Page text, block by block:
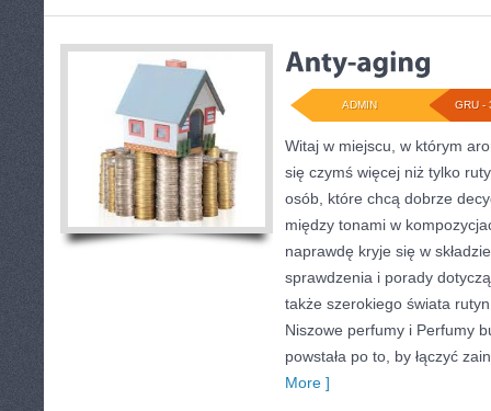
GRU -
ADMIN
Witaj w miejscu, w którym
się czymś więcej niż tylko
osób, które chcą dobrze
między tonami w
naprawdę kryje się w
sprawdzenia i porady
także szerokiego świata
Niszowe perfumy i Perfumy
powstała po to, by łączyć
More ]